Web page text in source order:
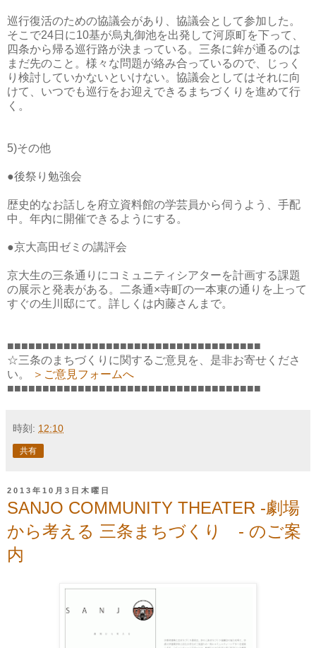
巡行復活のための協議会があり、協議会として参加した。
そこで24日に10基が烏丸御池を出発して河原町を下って、
四条から帰る巡行路が決まっている。三条に鉾が通るのは
まだ先のこと。様々な問題が絡み合っているので、じっく
り検討していかないといけない。協議会としてはそれに向
けて、いつでも巡行をお迎えできるまちづくりを進めて行
く。
5)その他
●後祭り勉強会
歴史的なお話しを府立資料館の学芸員から伺うよう、手配
中。年内に開催できるようにする。
●京大高田ゼミの講評会
京大生の三条通りにコミュニティシアターを計画する課題
の展示と発表がある。二条通×寺町の一本東の通りを上って
すぐの生川邸にて。詳しくは内藤さんまで。
■■■■■■■■■■■■■■■■■■■■■■■■■■■■■■■■■■■■
☆三条のまちづくりに関するご意見を、是非お寄せくださ
い。
＞ご意見フォームへ
■■■■■■■■■■■■■■■■■■■■■■■■■■■■■■■■■■■■
時刻: 12:10
共有
2013年10月3日木曜日
SANJO COMMUNITY THEATER -劇場
から考える 三条まちづくり - のご案
内